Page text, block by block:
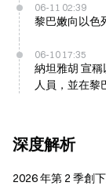
06-11 02:39
黎巴嫩向以色
06-10 17:35
納坦雅胡 宣
人員，並在黎
深度解析
2026 年第 2 季創